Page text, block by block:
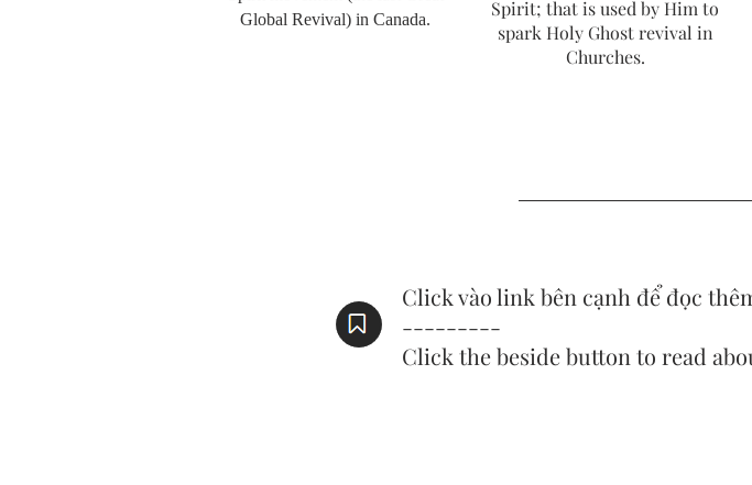
Global Revival) in Canada.
Spirit; that is used by Him to
spark Holy Ghost revival in
Churches.
Click vào link bên cạnh để đọc
---------
Click the beside button to read